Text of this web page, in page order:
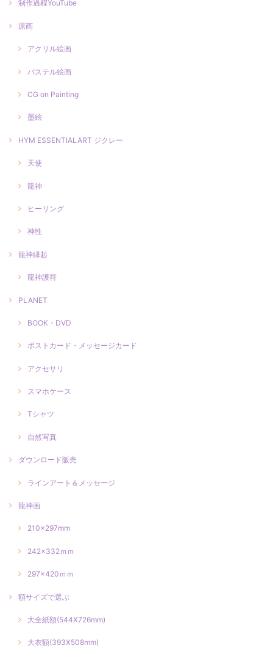
制作過程YouTube
原画
アクリル絵画
パステル絵画
CG on Painting
墨絵
HYM ESSENTIALART ジクレー
天使
龍神
ヒーリング
神性
龍神縁起
龍神護符
PLANET
BOOK・DVD
ポストカード・メッセージカード
アクセサリ
スマホケース
Tシャツ
自然写真
ダウンロード販売
ラインアート＆メッセージ
龍神画
210×297mm
242×332ｍｍ
297×420ｍｍ
額サイズで選ぶ
大全紙額(544X726mm)
大衣額(393X508mm)